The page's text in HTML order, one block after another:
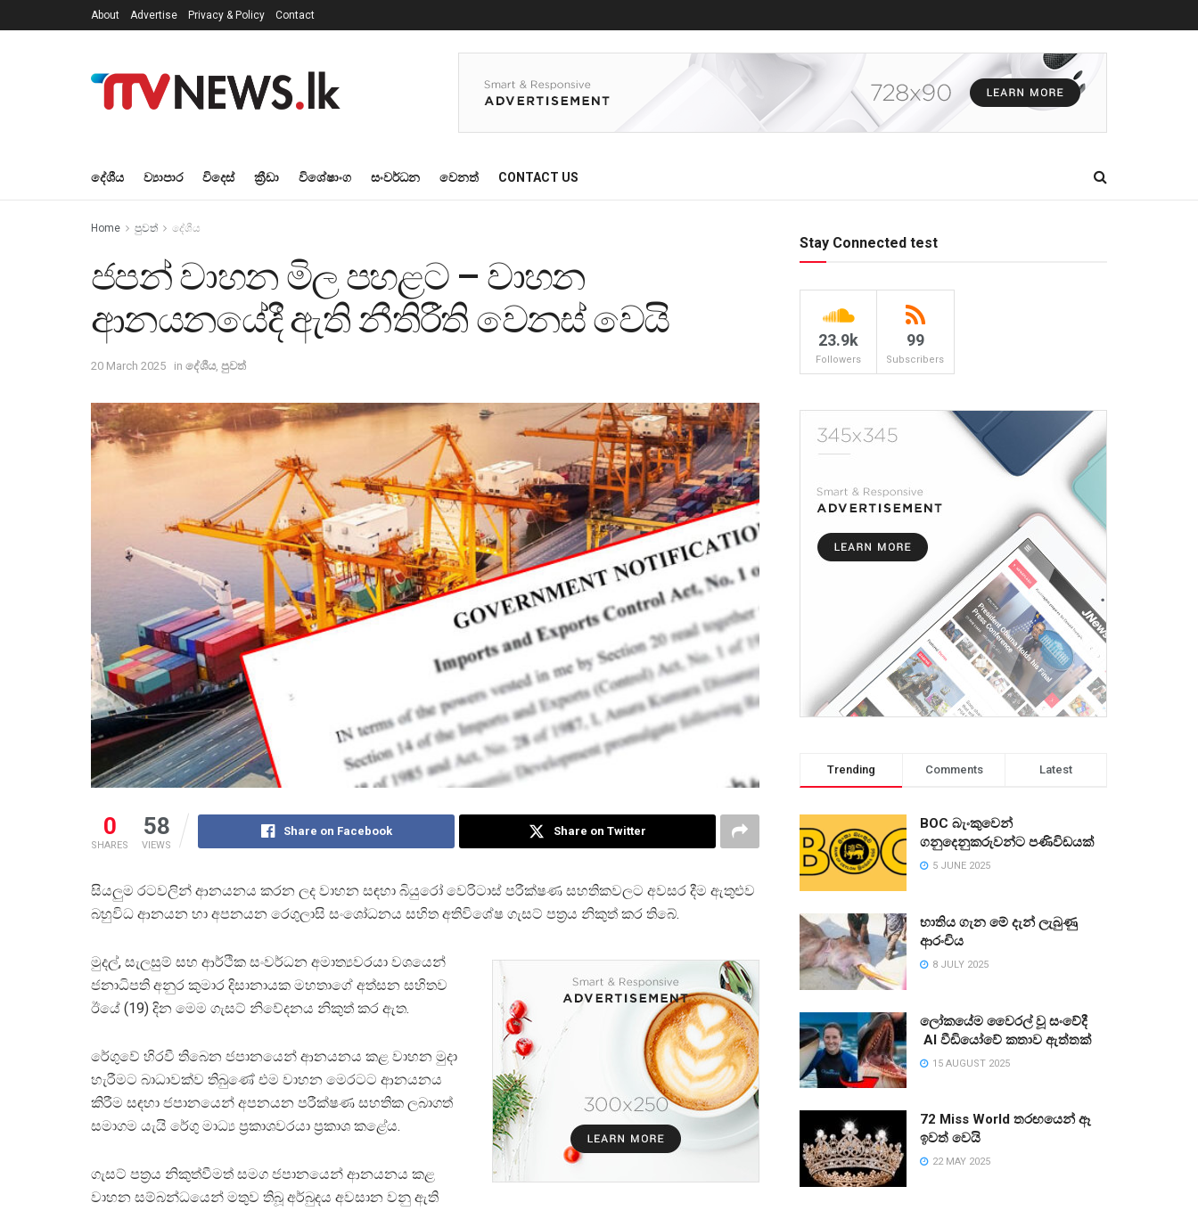
About Advertise Privacy & Policy Contact
දේශීය ව්‍යාපාර විදෙස් ක්‍රීඩා විශේෂාංග සංවර්ධන වෙනත් CONTACT US
Home පුවත් දේශීය
ජපන් වාහන මිල පහළට – වාහන
ආනයනයේදී ඇති නීතිරීති වෙනස් වෙයි
20 March 2025 in දේශීය, පුවත්
0
SHARES
58
VIEWS
Share on Facebook Share on Twitter
සියලුම රටවලින් ආනයනය කරන ලද වාහන සඳහා බියුරෝ වෙරිටාස් පරීක්ෂණ සහතිකවලට අවසර දීම ඇතුළුව
බහුවිධ ආනයන හා අපනයන රෙගුලාසි සංශෝධනය සහිත අතිවිශේෂ ගැසට් පත්‍රය නිකුත් කර තිබේ.
මුදල්, සැලසුම් සහ ආර්ථික සංවර්ධන අමාත්‍යවරයා වශයෙන්
ජනාධිපති අනුර කුමාර දිසානායක මහතාගේ අත්සන සහිතව
ඊයේ (19) දින මෙම ගැසට් නිවේදනය නිකුත් කර ඇත.
රේගුවේ හිරවී තිබෙන ජපානයෙන් ආනයනය කළ වාහන මුදා
හැරීමට බාධාවක්ව තිබුණේ එම වාහන මෙරටට ආනයනය
කිරීම සඳහා ජපානයෙන් අපනයන පරීක්ෂණ සහතික ලබාගත්
සමාගම යැයි රේගු මාධ්‍ය ප්‍රකාශවරයා ප්‍රකාශ කළේය.
ගැසට් පත්‍රය නිකුත්වීමත් සමග ජපානයෙන් ආනයනය කළ
වාහන සම්බන්ධයෙන් මතුව තිබූ අර්බුදය අවසාන වනු ඇති
Stay Connected test
23.9k
Followers
99
Subscribers
Trending Comments Latest
BOC බැංකුවෙන්
ගනුදෙනුකරුවන්ට පණිවිඩයක්
5 JUNE 2025
භාතිය ගැන මේ දැන් ලැබුණු
ආරංචිය
8 JULY 2025
ලෝකයේම වෛරල් වූ සංවේදී
AI වීඩියෝවේ කතාව ඇත්තක්
15 AUGUST 2025
72 Miss World තරඟයෙන් ඈ
ඉවත් වෙයි
22 MAY 2025